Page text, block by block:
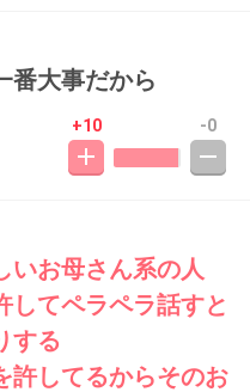
番大事だから
+10 -0
いお母さん系の人
してペラペラ話すと
する
許してるからそのお